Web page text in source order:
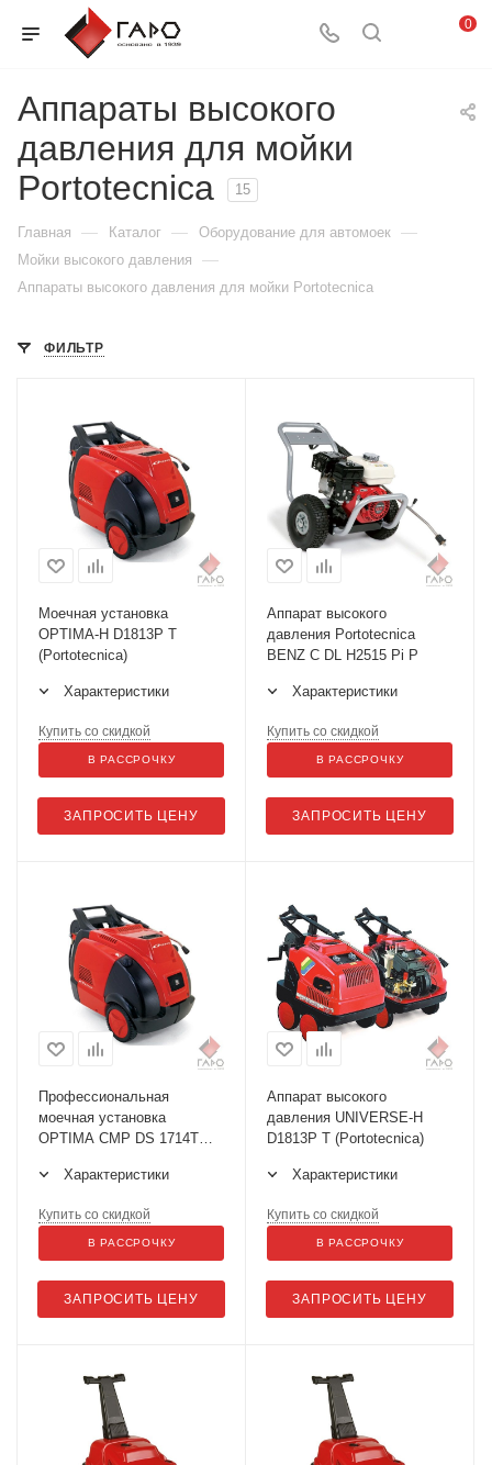
0
Аппараты высокого
давления для мойки
Portotecnica
15
Главная — Каталог — Оборудование для автомоек —
Мойки высокого давления —
Аппараты высокого давления для мойки Portotecnica
ФИЛЬТР
Моечная установка
OPTIMA-H D1813P T
(Portotecnica)
Характеристики
ЗАПРОСИТЬ ЦЕНУ
Купить со скидкой
В РАССРОЧКУ
Аппарат высокого
давления Portotecnica
BENZ C DL H2515 Pi P
Характеристики
ЗАПРОСИТЬ ЦЕНУ
Купить со скидкой
В РАССРОЧКУ
Профессиональная
моечная установка
OPTIMA CMP DS 1714T
Характеристики
ЗАПРОСИТЬ ЦЕНУ
Купить со скидкой
В РАССРОЧКУ
Аппарат высокого
давления UNIVERSE-H
D1813P T (Portotecnica)
Характеристики
ЗАПРОСИТЬ ЦЕНУ
Купить со скидкой
В РАССРОЧКУ